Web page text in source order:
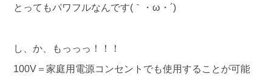
とってもパワフルなんです(｀・ω・´)
し、か、もっっっ！！！
100V＝家庭用電源コンセントでも使用することが可能